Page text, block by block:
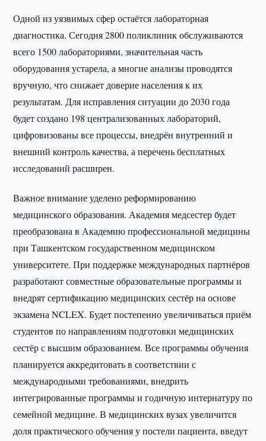
Одной из уязвимых сфер остаётся лабораторная
диагностика. Сегодня 2800 поликлиник обслуживаются
всего 1500 лабораториями, значительная часть
оборудования устарела, а многие анализы проводятся
вручную, что снижает доверие населения к их
результатам. Для исправления ситуации до 2030 года
будет создано 198 централизованных лабораторий,
цифровизованы все процессы, внедрён внутренний и
внешний контроль качества, а перечень бесплатных
исследований расширен.
Важное внимание уделено реформированию
медицинского образования. Академия медсестер будет
преобразована в Академию профессиональной медицины
при Ташкентском государственном медицинском
университете. При поддержке международных партнёров
разработают совместные образовательные программы и
внедрят сертификацию медицинских сестёр на основе
экзамена NCLEX. Будет постепенно увеличиваться приём
студентов по направлениям подготовки медицинских
сестёр с высшим образованием. Все программы обучения
планируется аккредитовать в соответствии с
международными требованиями, внедрить
интегрированные программы и годичную интернатуру по
семейной медицине. В медицинских вузах увеличится
доля практического обучения у постели пациента, введут